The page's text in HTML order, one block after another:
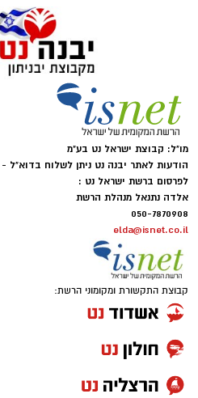
מו"ל: קבוצת ישראל נט בע"מ
הודעות לאתר יבנה נט ניתן לשלוח בדוא"ל -
לפרסום ברשת ישראל נט :
אלדה נתנאל מנהלת הרשת
050-7870908
elda@isnet.co.il
קבוצת התקשורת ומקומוני הרשת: